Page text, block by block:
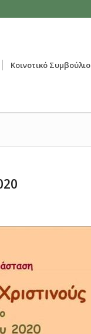
Κοινοτικό Συμβούλιο